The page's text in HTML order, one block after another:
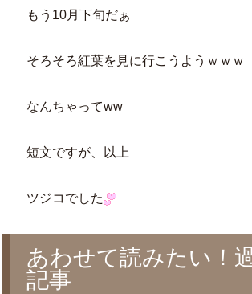
もう10月下旬だぁ
そろそろ紅葉を見に行こうようｗｗｗ
なんちゃってww
短文ですが、以上
ツジコでした
あわせて読みたい！
記事